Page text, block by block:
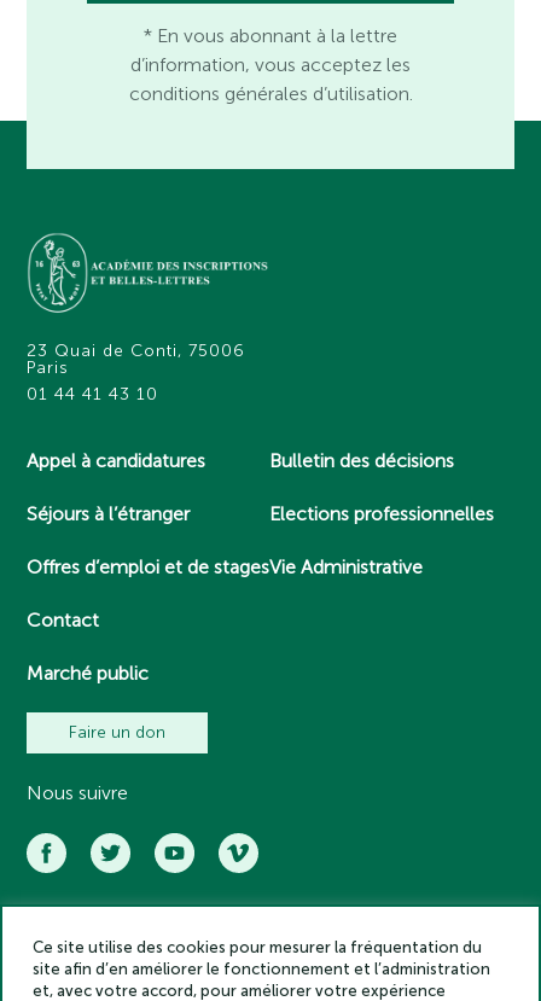
* En vous abonnant à la lettre
d’information, vous acceptez les
conditions générales d’utilisation.
23 Quai de Conti, 75006
Paris
01 44 41 43 10
Appel à candidatures
Séjours à l’étranger
Offres d’emploi et de stages
Contact
Marché public
Bulletin des décisions
Elections professionnelles
Vie Administrative
Faire un don
Nous suivre
Académie des inscriptions et belles lettres – Tous droits réservés
2025
Ce site utilise des cookies pour mesurer la fréquentation du
site afin d’en améliorer le fonctionnement et l’administration
et, avec votre accord, pour améliorer votre expérience